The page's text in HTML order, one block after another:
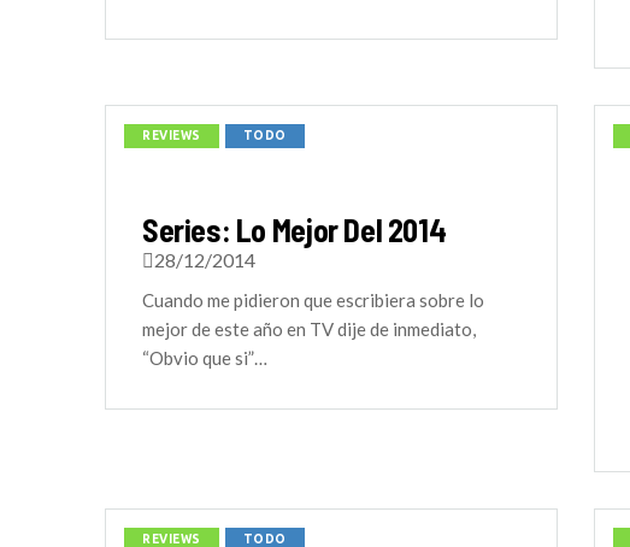
REVIEWS TODO
Series: Lo Mejor Del 2014
28/12/2014
Cuando me pidieron que escribiera sobre lo
mejor de este año en TV dije de inmediato,
“Obvio que si”…
REVIEWS TODO